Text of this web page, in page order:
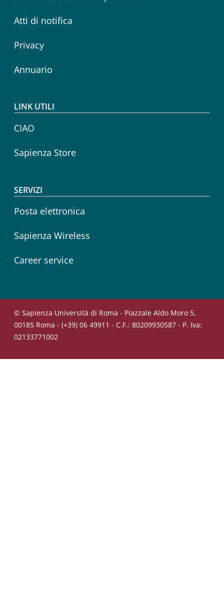
Atti di notifica
Privacy
Annuario
LINK UTILI
CIAO
Sapienza Store
SERVIZI
Posta elettronica
Sapienza Wireless
Career service
© Sapienza Università di Roma - Piazzale Aldo Moro 5,
00185 Roma - (+39) 06 49911 - C.F.: 80209930587 - P. Iva:
02133771002